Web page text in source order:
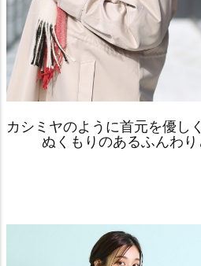
カシミヤのように首元を優し
ぬくもりのあるふんわり